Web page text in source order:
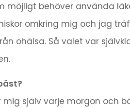
möjligt behöver använda
omkring mig och jag
ohälsa. Så valet var
mig själv varje morgon och